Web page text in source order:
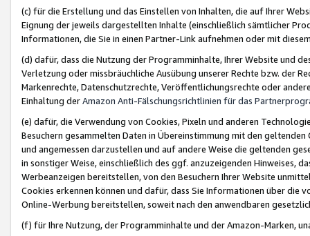
(c) für die Erstellung und das Einstellen von Inhalten, die auf Ihrer
Eignung der jeweils dargestellten Inhalte (einschließlich sämtlicher
Informationen, die Sie in einen Partner-Link aufnehmen oder mit
(d) dafür, dass die Nutzung der Programminhalte, Ihrer Website und
Verletzung oder missbräuchliche Ausübung unserer Rechte bzw. der
Markenrechte, Datenschutzrechte, Veröffentlichungsrechte oder
Einhaltung derAmazon Anti-Fälschungsrichtlinien für das
(e) dafür, die Verwendung von Cookies, Pixeln und anderen
Besuchern gesammelten Daten in Übereinstimmung mit den
und angemessen darzustellen und auf andere Weise die geltenden
in sonstiger Weise, einschließlich des ggf. anzuzeigenden Hinweises,
Werbeanzeigen bereitstellen, von den Besuchern Ihrer Website
Cookies erkennen können und dafür, dass Sie Informationen über die
Online-Werbung bereitstellen, soweit nach den anwendbaren
(f) für Ihre Nutzung, der Programminhalte und der Amazon-Marken,